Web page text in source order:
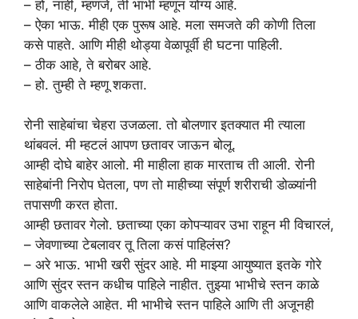
– हो, नाही, म्हणजे, ती भाभी म्हणून योग्य आहे.
– ऐका भाऊ. मीही एक पुरूष आहे. मला समजते की कोणी तिला
कसे पाहते. आणि मीही थोड्या वेळापूर्वी ही घटना पाहिली.
– ठीक आहे, ते बरोबर आहे.
– हो. तुम्ही ते म्हणू शकता.
रोनी साहेबांचा चेहरा उजळला. तो बोलणार इतक्यात मी त्याला
थांबवलं. मी म्हटलं आपण छतावर जाऊन बोलू.
आम्ही दोघे बाहेर आलो. मी माहीला हाक मारताच ती आली. रोनी
साहेबांनी निरोप घेतला, पण तो माहीच्या संपूर्ण शरीराची डोळ्यांनी
तपासणी करत होता.
आम्ही छतावर गेलो. छताच्या एका कोपऱ्यावर उभा राहून मी विचारलं,
– जेवणाच्या टेबलावर तू तिला कसं पाहिलंस?
– अरे भाऊ. भाभी खरी सुंदर आहे. मी माझ्या आयुष्यात इतके गोरे
आणि सुंदर स्तन कधीच पाहिले नाहीत. तुझ्या भाभीचे स्तन काळे
आणि वाकलेले आहेत. मी भाभीचे स्तन पाहिले आणि ती अजूनही